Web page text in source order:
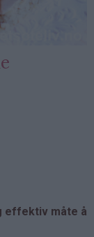
effektiv måte å